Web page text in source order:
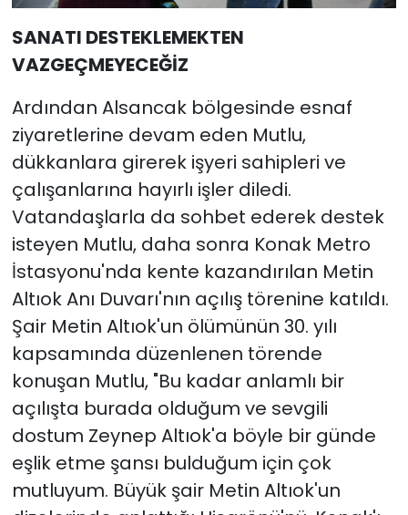
SANATI DESTEKLEMEKTEN
VAZGEÇMEYECEĞİZ
Ardından Alsancak bölgesinde esnaf
ziyaretlerine devam eden Mutlu,
dükkanlara girerek işyeri sahipleri ve
çalışanlarına hayırlı işler diledi.
Vatandaşlarla da sohbet ederek destek
isteyen Mutlu, daha sonra Konak Metro
İstasyonu'nda kente kazandırılan Metin
Altıok Anı Duvarı'nın açılış törenine katıldı.
Şair Metin Altıok'un ölümünün 30. yılı
kapsamında düzenlenen törende
konuşan Mutlu, "Bu kadar anlamlı bir
açılışta burada olduğum ve sevgili
dostum Zeynep Altıok'a böyle bir günde
eşlik etme şansı bulduğum için çok
mutluyum. Büyük şair Metin Altıok'un